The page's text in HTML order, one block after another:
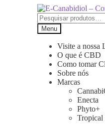
Ir
para
a
navegação
Saltar
para
o
conteúdo
Pesquisar
por:
Menu
Visite a nossa
O que é CBD
Como tomar
Sobre nós
Marcas
Enecta
Phyto+
Tropical